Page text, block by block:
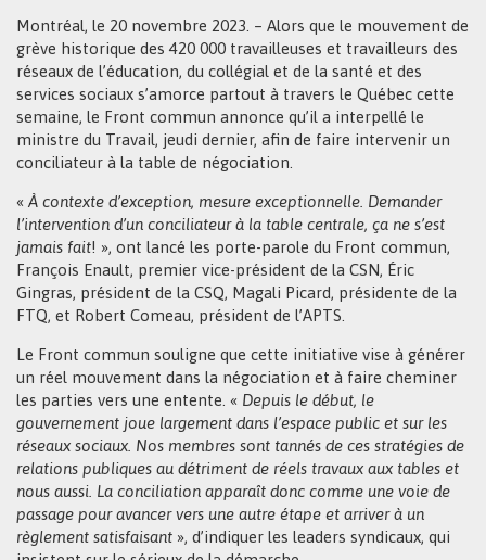
Montréal, le 20 novembre 2023. – Alors que le mouvement de
grève historique des 420 000 travailleuses et travailleurs des
réseaux de l’éducation, du collégial et de la santé et des
services sociaux s’amorce partout à travers le Québec cette
semaine, le Front commun annonce qu’il a interpellé le
ministre du Travail, jeudi dernier, afin de faire intervenir un
conciliateur à la table de négociation.
« À contexte d’exception, mesure exceptionnelle. Demander
l’intervention d’un conciliateur à la table centrale, ça ne s’est
jamais fait! », ont lancé les porte-parole du Front commun,
François Enault, premier vice-président de la CSN, Éric
Gingras, président de la CSQ, Magali Picard, présidente de la
FTQ, et Robert Comeau, président de l’APTS.
Le Front commun souligne que cette initiative vise à générer
un réel mouvement dans la négociation et à faire cheminer
les parties vers une entente. « Depuis le début, le
gouvernement joue largement dans l’espace public et sur les
réseaux sociaux. Nos membres sont tannés de ces stratégies de
relations publiques au détriment de réels travaux aux tables et
nous aussi. La conciliation apparaît donc comme une voie de
passage pour avancer vers une autre étape et arriver à un
règlement satisfaisant », d’indiquer les leaders syndicaux, qui